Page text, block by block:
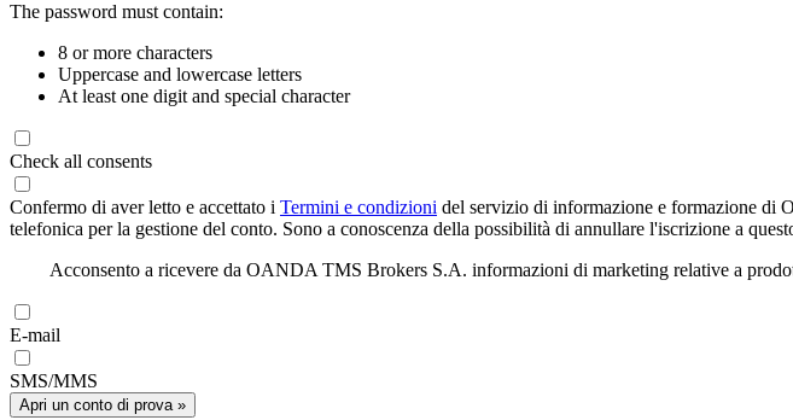
The password must contain:
8 or more characters
Uppercase and lowercase letters
At least one digit and special character
Check all consents
Confermo di aver letto e accettato i Termini e condizioni del servizio di informazione e formazione di
telefonica per la gestione del conto. Sono a conoscenza della possibilità di annullare l'iscrizione a
Acconsento a ricevere da OANDA TMS Brokers S.A. informazioni di marketing relative a
E-mail
SMS/MMS
Apri un conto di prova »